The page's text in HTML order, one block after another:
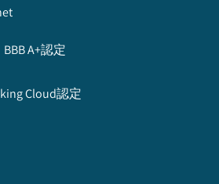
BBB A+認定
Cloud認定